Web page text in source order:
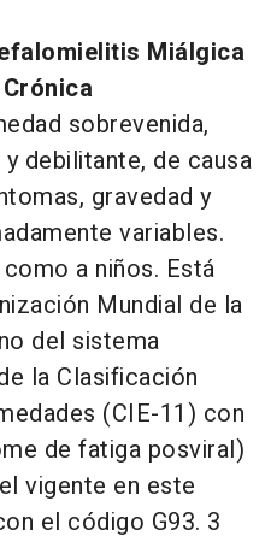
Miálgica
sobrevenida,
debilitante, de causa
gravedad y
variables.
a niños. Está
Mundial de la
del sistema
la Clasificación
(CIE-11) con
de fatiga posviral)
vigente en este
el código G93. 3